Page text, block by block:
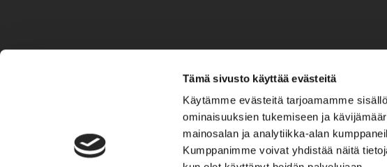
Tämä sivusto käyttää evästeitä
Käytämme evästeitä tarjoamamme
ominaisuuksien tukemiseen ja
mainosalan ja analytiikka-alan
Kumppanimme voivat yhdistää näitä
PIHA & PUUTARHA
Stiga
VAIHTOLAITTEET
Veneet